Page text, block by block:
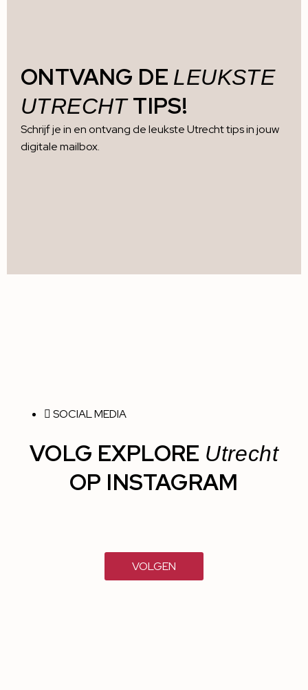
ONTVANG DE LEUKSTE
UTRECHTTIPS!
Schrijf je in en ontvang de leukste Utrecht tips in jouw
digitale mailbox.
SOCIAL MEDIA
VOLG EXPLORE Utrecht
OP INSTAGRAM
VOLGEN